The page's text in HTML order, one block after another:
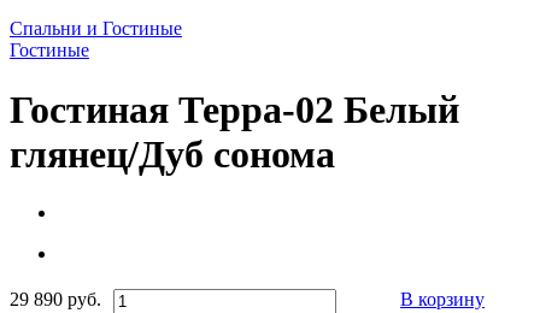
Спальни и Гостиные
Гостиные
Гостиная Терра-02 Белый
глянец/Дуб сонома
29 890 руб.
В корзину